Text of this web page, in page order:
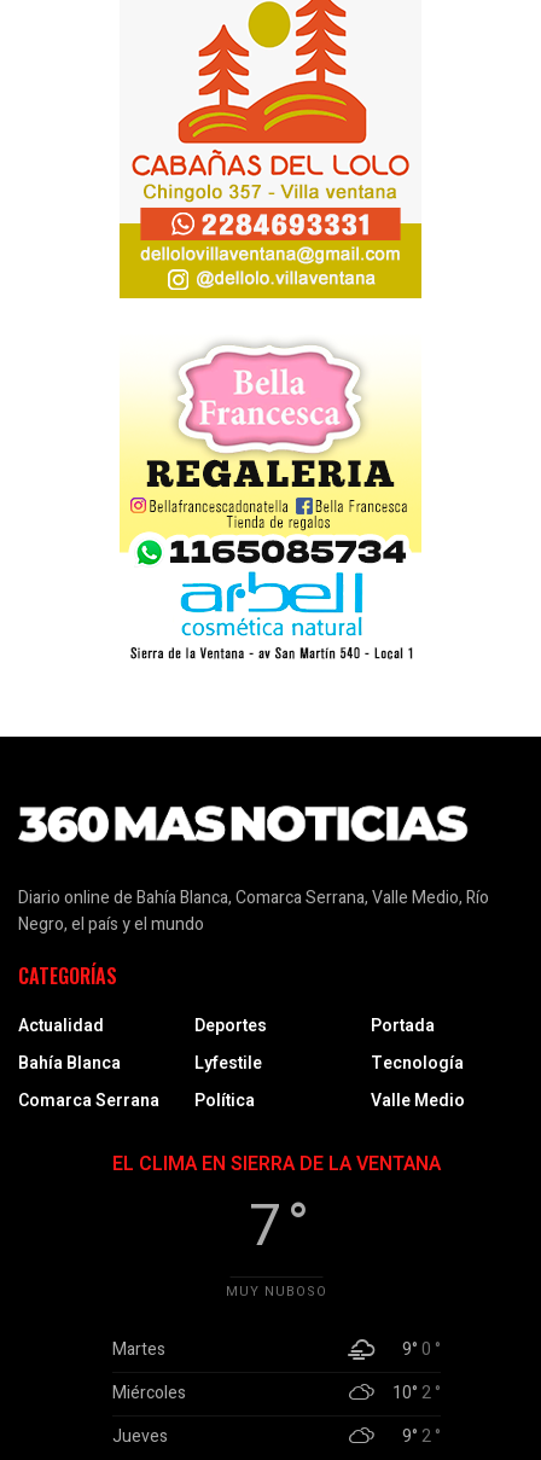
Diario online de Bahía Blanca, Comarca Serrana, Valle Medio, Río
Negro, el país y el mundo
CATEGORÍAS
Actualidad
Bahía Blanca
Comarca Serrana
Deportes
Lyfestile
Política
Portada
Tecnología
Valle Medio
EL CLIMA EN SIERRA DE LA VENTANA
7 °
MUY NUBOSO
Martes 9°0 °
Miércoles
10°2 °
Jueves
9°2 °